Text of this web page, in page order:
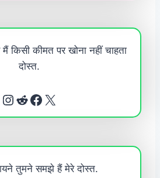
मैं किसी कीमत पर खोना नहीं चाहता
दोस्त.
Instagram Reddit Facebook X
तुमने समझे हैं मेरे दोस्त.